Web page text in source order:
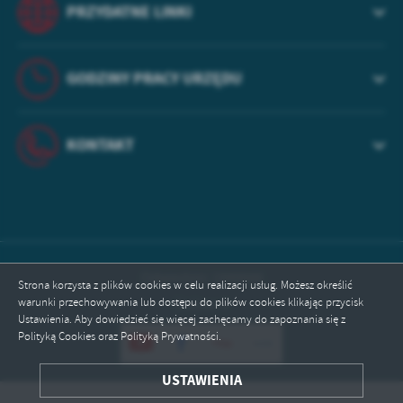
Strona korzysta z plików cookies w celu realizacji usług. Możesz określić
warunki przechowywania lub dostępu do plików cookies klikając przycisk
Ustawienia. Aby dowiedzieć się więcej zachęcamy do zapoznania się z
Polityką Cookies oraz Polityką Prywatności.
USTAWIENIA
treści w postaci wiadomości, ofert, komunikatów mediów
społecznościowych.
ZAPISZ WYBRANE
PRZYDATNE LINKI
GODZINY PRACY URZĘDU
KONTAKT
Odwiedzin: 1949948
Online: 9